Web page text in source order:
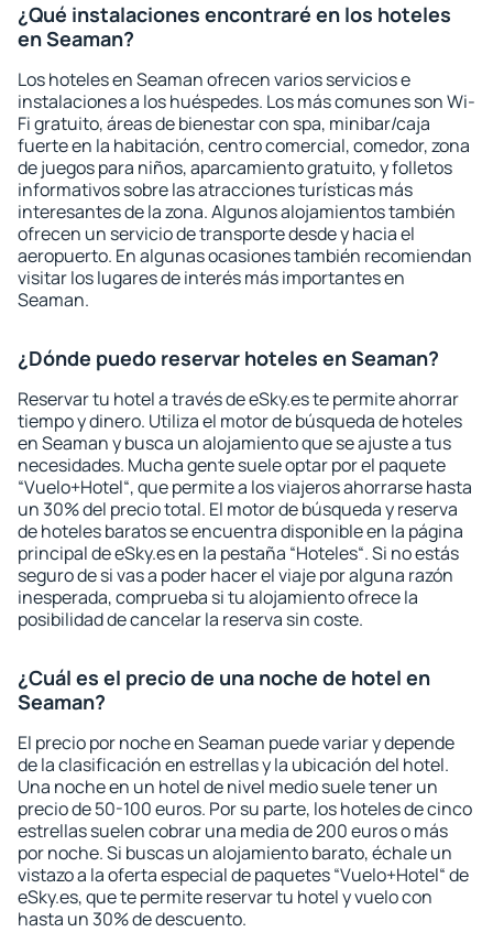
¿Qué instalaciones encontraré en los hoteles
en Seaman?
Los hoteles en Seaman ofrecen varios servicios e
instalaciones a los huéspedes. Los más comunes son Wi-
Fi gratuito, áreas de bienestar con spa, minibar/caja
fuerte en la habitación, centro comercial, comedor, zona
de juegos para niños, aparcamiento gratuito, y folletos
informativos sobre las atracciones turísticas más
interesantes de la zona. Algunos alojamientos también
ofrecen un servicio de transporte desde y hacia el
aeropuerto. En algunas ocasiones también recomiendan
visitar los lugares de interés más importantes en
Seaman.
¿Dónde puedo reservar hoteles en Seaman?
Reservar tu hotel a través de eSky.es te permite ahorrar
tiempo y dinero. Utiliza el motor de búsqueda de hoteles
en Seaman y busca un alojamiento que se ajuste a tus
necesidades. Mucha gente suele optar por el paquete
“Vuelo+Hotel“, que permite a los viajeros ahorrarse hasta
un 30% del precio total. El motor de búsqueda y reserva
de hoteles baratos se encuentra disponible en la página
principal de eSky.es en la pestaña “Hoteles“. Si no estás
seguro de si vas a poder hacer el viaje por alguna razón
inesperada, comprueba si tu alojamiento ofrece la
posibilidad de cancelar la reserva sin coste.
¿Cuál es el precio de una noche de hotel en
Seaman?
El precio por noche en Seaman puede variar y depende
de la clasificación en estrellas y la ubicación del hotel.
Una noche en un hotel de nivel medio suele tener un
precio de 50-100 euros. Por su parte, los hoteles de cinco
estrellas suelen cobrar una media de 200 euros o más
por noche. Si buscas un alojamiento barato, échale un
vistazo a la oferta especial de paquetes “Vuelo+Hotel“ de
eSky.es, que te permite reservar tu hotel y vuelo con
hasta un 30% de descuento.